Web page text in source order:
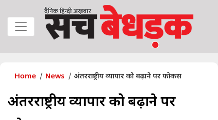
Home News अंतरराष्ट्रीय व्यापार को बढ़ाने पर फोकस
अंतरराष्ट्रीय व्यापार को बढ़ाने पर